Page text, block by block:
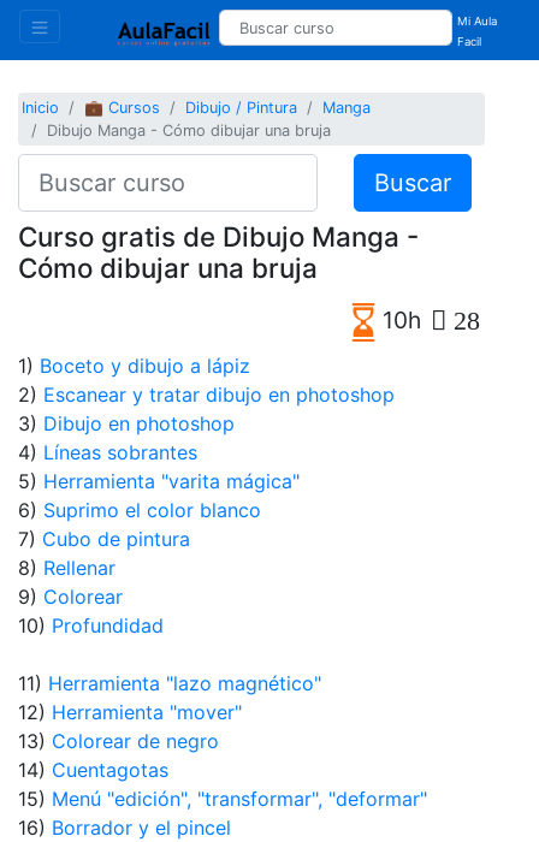
Mi Aula
Facil
Inicio 💼 Cursos Dibujo / Pintura
Manga
Dibujo Manga - Cómo dibujar una bruja
Buscar
Curso gratis de Dibujo Manga -
Cómo dibujar una bruja
10h 28
1) Boceto y dibujo a lápiz
2) Escanear y tratar dibujo en photoshop
3) Dibujo en photoshop
4) Líneas sobrantes
5) Herramienta "varita mágica"
6) Suprimo el color blanco
7) Cubo de pintura
8) Rellenar
9) Colorear
10) Profundidad
11) Herramienta "lazo magnético"
12) Herramienta "mover"
13) Colorear de negro
14) Cuentagotas
15) Menú "edición", "transformar", "deformar"
16) Borrador y el pincel